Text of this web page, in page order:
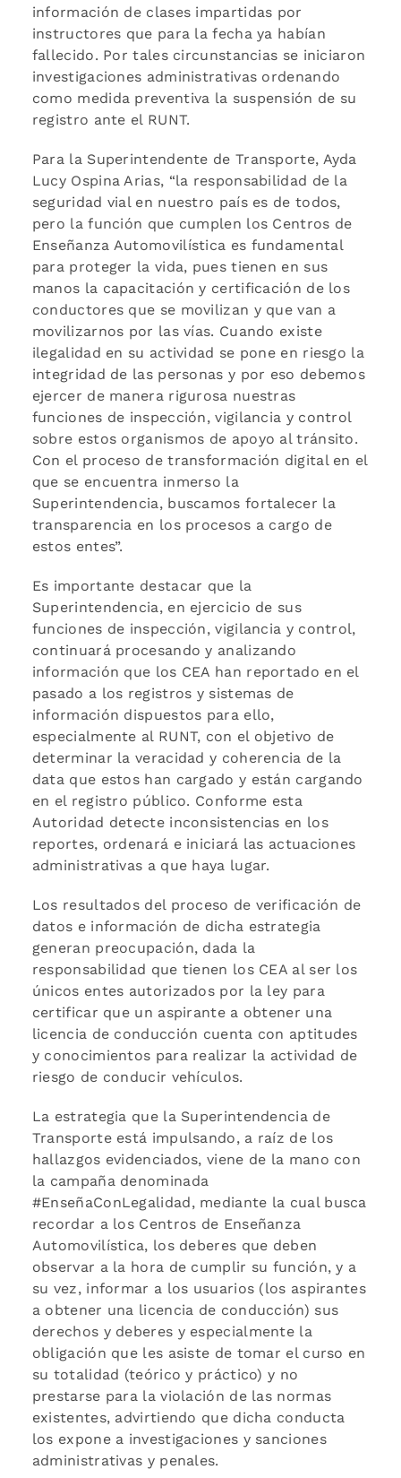
información de clases impartidas por
instructores que para la fecha ya habían
fallecido. Por tales circunstancias se iniciaron
investigaciones administrativas ordenando
como medida preventiva la suspensión de su
registro ante el RUNT.
Para la Superintendente de Transporte, Ayda
Lucy Ospina Arias, “la responsabilidad de la
seguridad vial en nuestro país es de todos,
pero la función que cumplen los Centros de
Enseñanza Automovilística es fundamental
para proteger la vida, pues tienen en sus
manos la capacitación y certificación de los
conductores que se movilizan y que van a
movilizarnos por las vías. Cuando existe
ilegalidad en su actividad se pone en riesgo la
integridad de las personas y por eso debemos
ejercer de manera rigurosa nuestras
funciones de inspección, vigilancia y control
sobre estos organismos de apoyo al tránsito.
Con el proceso de transformación digital en el
que se encuentra inmerso la
Superintendencia, buscamos fortalecer la
transparencia en los procesos a cargo de
estos entes”.
Es importante destacar que la
Superintendencia, en ejercicio de sus
funciones de inspección, vigilancia y control,
continuará procesando y analizando
información que los CEA han reportado en el
pasado a los registros y sistemas de
información dispuestos para ello,
especialmente al RUNT, con el objetivo de
determinar la veracidad y coherencia de la
data que estos han cargado y están cargando
en el registro público. Conforme esta
Autoridad detecte inconsistencias en los
reportes, ordenará e iniciará las actuaciones
administrativas a que haya lugar.
Los resultados del proceso de verificación de
datos e información de dicha estrategia
generan preocupación, dada la
responsabilidad que tienen los CEA al ser los
únicos entes autorizados por la ley para
certificar que un aspirante a obtener una
licencia de conducción cuenta con aptitudes
y conocimientos para realizar la actividad de
riesgo de conducir vehículos.
La estrategia que la Superintendencia de
Transporte está impulsando, a raíz de los
hallazgos evidenciados, viene de la mano con
la campaña denominada
#EnseñaConLegalidad, mediante la cual busca
recordar a los Centros de Enseñanza
Automovilística, los deberes que deben
observar a la hora de cumplir su función, y a
su vez, informar a los usuarios (los aspirantes
a obtener una licencia de conducción) sus
derechos y deberes y especialmente la
obligación que les asiste de tomar el curso en
su totalidad (teórico y práctico) y no
prestarse para la violación de las normas
existentes, advirtiendo que dicha conducta
los expone a investigaciones y sanciones
administrativas y penales.